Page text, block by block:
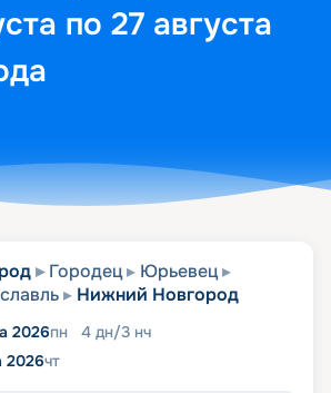
по 27 августа
Городец
Юрьевец
Нижний Новгород
2026пн 4 дн/3 нч
2026чт